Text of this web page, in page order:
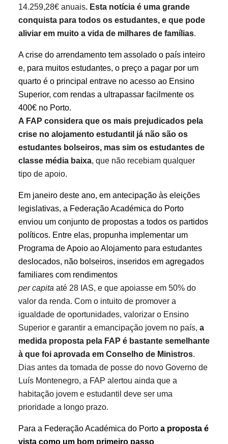
14.259,28€ anuais. Esta notícia é uma grande
conquista para todos os estudantes, e que pode
aliviar em muito a vida de milhares de famílias.
A crise do arrendamento tem assolado o país inteiro
e, para muitos estudantes, o preço a pagar por um
quarto é o principal entrave no acesso ao Ensino
Superior, com rendas a ultrapassar facilmente os
400€ no Porto.
A FAP considera que os mais prejudicados pela
crise no alojamento estudantil já não são os
estudantes bolseiros, mas sim os estudantes de
classe média baixa, que não recebiam qualquer
tipo de apoio.
Em janeiro deste ano, em antecipação às eleições
legislativas, a Federação Académica do Porto
enviou um conjunto de propostas a todos os partidos
políticos. Entre elas, propunha implementar um
Programa de Apoio ao Alojamento para estudantes
deslocados, não bolseiros, inseridos em agregados
familiares com rendimentos
per capita até 28 IAS, e que apoiasse em 50% do
valor da renda. Com o intuito de promover a
igualdade de oportunidades, valorizar o Ensino
Superior e garantir a emancipação jovem no país, a
medida proposta pela FAP é bastante semelhante
à que foi aprovada em Conselho de Ministros.
Dias antes da tomada de posse do novo Governo de
Luís Montenegro, a FAP alertou ainda que a
habitação jovem e estudantil deve ser uma
prioridade a longo prazo.
Para a Federação Académica do Porto a proposta é
vista como um bom primeiro passo